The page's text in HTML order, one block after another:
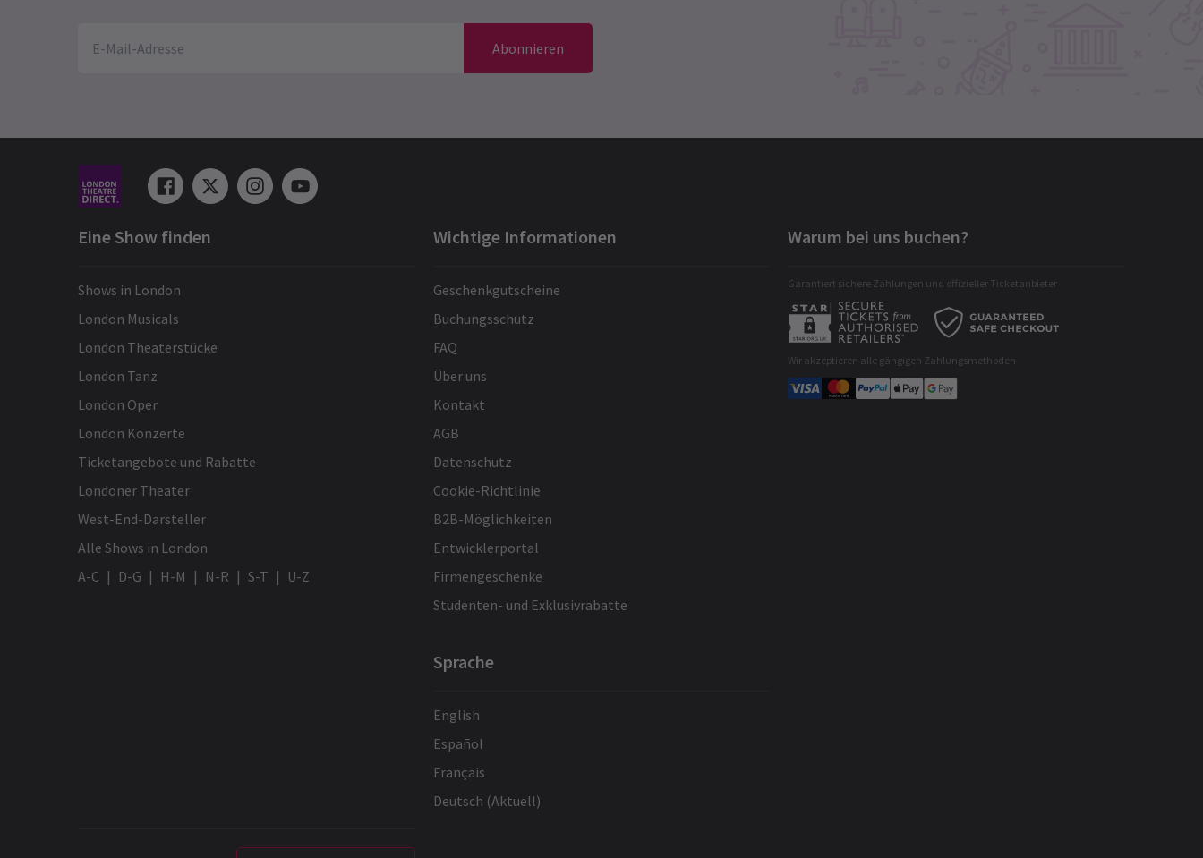
Abonnieren
Eine Show finden
Shows in London
London Musicals
London Theaterstücke
London Tanz
London Oper
London Konzerte
Ticketangebote und Rabatte
Londoner Theater
West-End-Darsteller
Alle Shows in London
A-C
D-G H-M N-R S-T U-Z
Wichtige Informationen
Geschenkgutscheine
Buchungsschutz
FAQ
Über uns
Kontakt
AGB
Datenschutz
Cookie-Richtlinie
B2B-Möglichkeiten
Entwicklerportal
Firmengeschenke
Studenten- und Exklusivrabatte
Sprache
English
Español
Français
Deutsch (Aktuell)
Warum bei uns buchen?
Garantiert sichere Zahlungen und offizieller Ticketanbieter
Wir akzeptieren alle gängigen Zahlungsmethoden